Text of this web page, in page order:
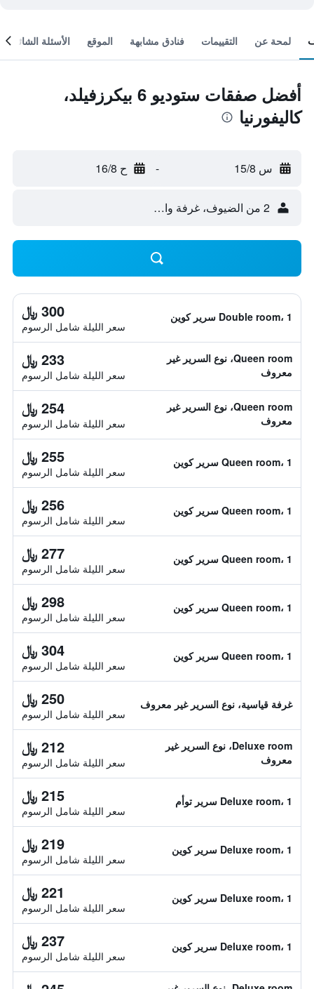
لمحة عن التقييمات فنادق مشابهة الموقع الأسئلة الشائعة
أفضل صفقات ستوديو 6 بيكرزفيلد،
كاليفورنيا
س 15/8 - ح 16/8
2 من الضيوف، غرفة واحدة
Double room، 1 سرير كوين 300 ﷼
سعر الليلة شامل الرسوم
Queen room، نوع السرير غير
معروف
233 ﷼
سعر الليلة شامل الرسوم
Queen room، نوع السرير غير
معروف
254 ﷼
سعر الليلة شامل الرسوم
Queen room، 1 سرير كوين 255 ﷼
سعر الليلة شامل الرسوم
Queen room، 1 سرير كوين 256 ﷼
سعر الليلة شامل الرسوم
Queen room، 1 سرير كوين 277 ﷼
سعر الليلة شامل الرسوم
Queen room، 1 سرير كوين 298 ﷼
سعر الليلة شامل الرسوم
Queen room، 1 سرير كوين 304 ﷼
سعر الليلة شامل الرسوم
غرفة قياسية، نوع السرير غير معروف 250 ﷼
سعر الليلة شامل الرسوم
Deluxe room، نوع السرير غير
معروف
212 ﷼
سعر الليلة شامل الرسوم
Deluxe room، 1 سرير توأم 215 ﷼
سعر الليلة شامل الرسوم
Deluxe room، 1 سرير كوين 219 ﷼
سعر الليلة شامل الرسوم
Deluxe room، 1 سرير كوين 221 ﷼
سعر الليلة شامل الرسوم
Deluxe room، 1 سرير كوين 237 ﷼
سعر الليلة شامل الرسوم